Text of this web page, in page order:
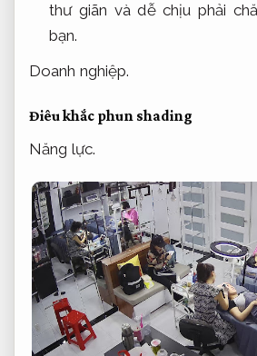
thư giãn và dễ chịu phải
bạn.
Doanh nghiệp.
Điêu khắc phun shading
Năng lực.